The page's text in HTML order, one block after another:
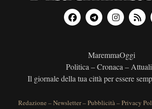
MaremmaOggi
Politica – Cronaca –
Il giornale della tua città per essere
Redazione –Newsletter–Pubblicità–Privacy